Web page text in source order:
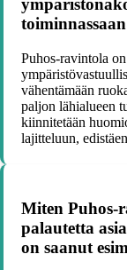
Puhos-ravintola
vähentämään
paljon lähialueen
kiinnitetään
lajitteluun,
Miten Puhos-
palautetta
on saanut